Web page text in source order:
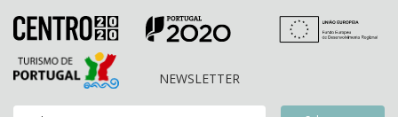
NEWSLETTER